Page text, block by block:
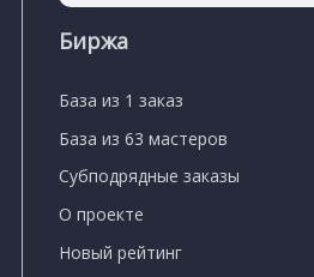
Биржа
База из 1 заказ
База из 63 мастеров
Субподрядные заказы
О проекте
Новый рейтинг